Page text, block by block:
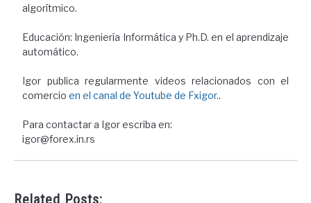
algorítmico.
Educación: Ingeniería Informática y Ph.D. en el aprendizaje
automático.
Igor publica regularmente videos relacionados con el
comercio en el canal de Youtube de Fxigor..
Para contactar a Igor escriba en:
igor@forex.in.rs
Related Posts: